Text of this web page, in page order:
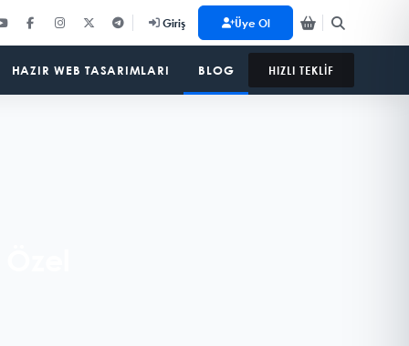
Giriş Üye Ol
HAZIR WEB TASARIMLARI BLOG HIZLI TEKLİF